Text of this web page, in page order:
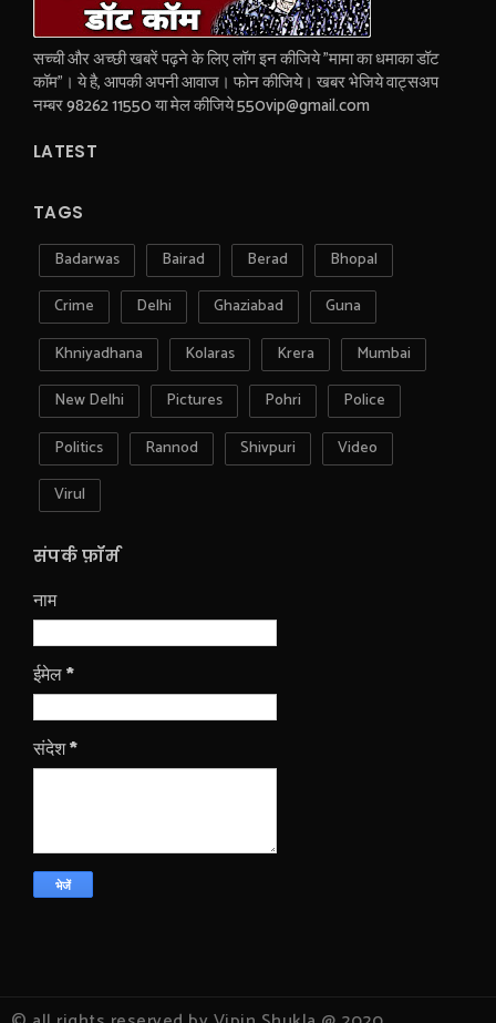
सच्ची और अच्छी खबरें पढ़ने के लिए लॉग इन कीजिये "मामा का धमाका डॉट
कॉम"। ये है, आपकी अपनी आवाज। फोन कीजिये। खबर भेजिये वाट्सअप
नम्बर 98262 11550 या मेल कीजिये 550vip@gmail.com
LATEST
TAGS
Badarwas Bairad Berad
Bhopal
Crime
Delhi Ghaziabad
Guna
Khniyadhana
Kolaras Krera
Mumbai
New Delhi
Pictures Pohri
Police
Politics
Rannod Shivpuri
Video
Virul
संपर्क फ़ॉर्म
नाम
ईमेल*
संदेश*